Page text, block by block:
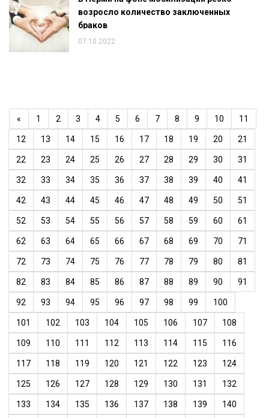
возросло количество заключенных
браков
07.10.2022
« 1 2 3 4 5 6 7 8 9 10 11
12 13 14 15 16 17 18 19 20 21
22 23 24 25 26 27 28 29 30 31
32 33 34 35 36 37 38 39 40 41
42 43 44 45 46 47 48 49 50 51
52 53 54 55 56 57 58 59 60 61
62 63 64 65 66 67 68 69 70 71
72 73 74 75 76 77 78 79 80 81
82 83 84 85 86 87 88 89 90 91
92 93 94 95 96 97 98 99 100
101 102 103 104 105 106 107 108
109 110 111 112 113 114 115 116
117 118 119 120 121 122 123 124
125 126 127 128 129 130 131 132
133 134 135 136 137 138 139 140